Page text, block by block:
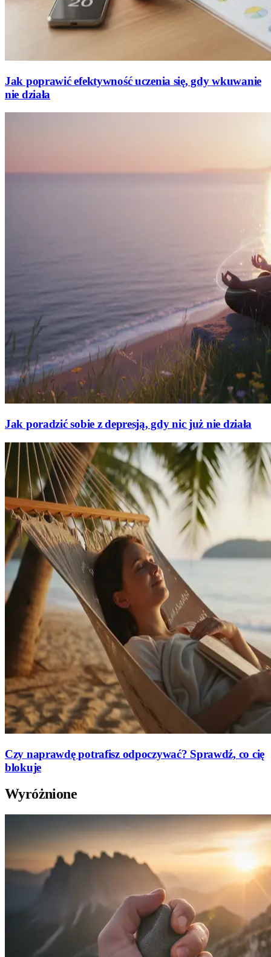
Jak poprawić efektywność uczenia się, gdy wkuwanie
nie działa
Jak poradzić sobie z depresją, gdy nic już nie działa
Czy naprawdę potrafisz odpoczywać? Sprawdź, co cię
blokuje
Wyróżnione